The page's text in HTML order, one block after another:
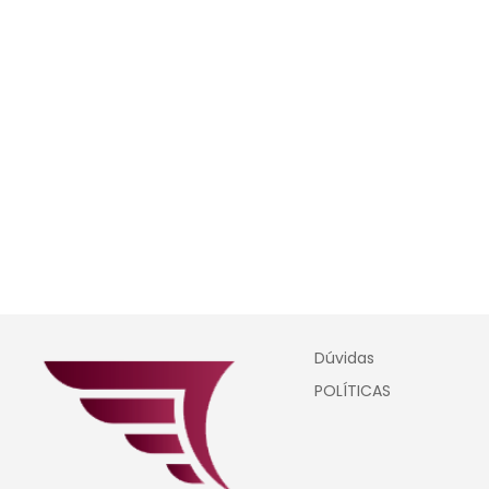
Dúvidas
POLÍTICAS